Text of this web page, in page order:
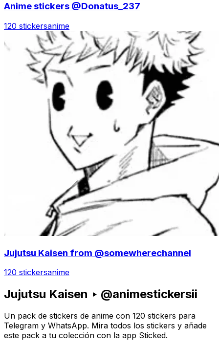
Anime stickers @Donatus_237
120 stickersanime
Jujutsu Kaisen from @somewherechannel
120 stickersanime
Jujutsu Kaisen ‣ @animestickersii
Un pack de stickers de anime con 120 stickers para
Telegram y WhatsApp. Mira todos los stickers y añade
este pack a tu colección con la app Sticked.